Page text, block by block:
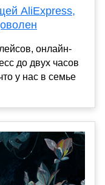
AliExpress,
онлайн-
до двух часов
у нас в семье